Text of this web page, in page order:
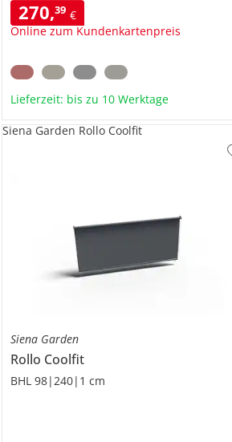
270,39 €
Online zum Kundenkartenpreis
Lieferzeit: bis zu 10 Werktage
Siena Garden
Rollo Coolfit
BHL 98|240|1 cm
Siena Garden Rollo Coolfit